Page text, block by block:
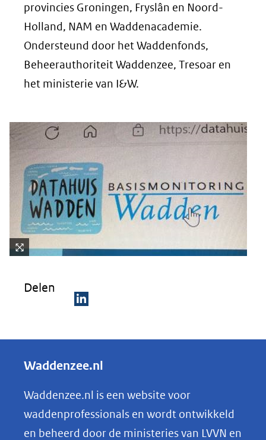
provincies Groningen, Fryslân en Noord-
Holland, NAM en Waddenacademie.
Ondersteund door het Waddenfonds,
Beheerauthoriteit Waddenzee, Tresoar en
het ministerie van I&W.
n
ng(afbeelding:
website_datahuis_3.jpg)
Delen
e
e
n
o
p
Waddenzee.nl
Waddenzee.nl is een website voor
waddenprofessionals en wordt ontwikkeld
en beheerd door de ministeries van LVVN en